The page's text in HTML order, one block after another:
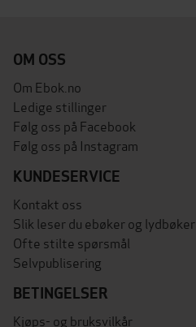
OM OSS
Om Ebok.no
Ledige stillinger
Følg oss på Facebook
Følg oss på Instagram
KUNDESERVICE
Kontakt oss
Slik leser du ebøker og lydbøker
Ofte stilte spørsmål
Selvpublisering
BETINGELSER
Kjøps- og bruksvilkår